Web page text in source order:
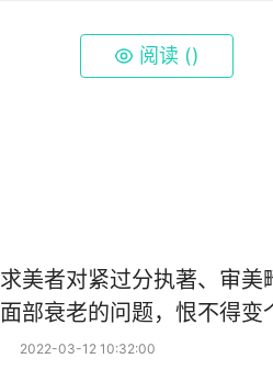
阅读 ()
求美者对紧过分执著、审
面部衰老的问题，恨不得变
医生最大程度提拉，造成过
2022-03-12 10:32:00